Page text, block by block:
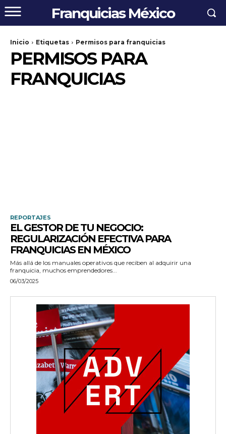
Franquicias México
Inicio Etiquetas Permisos para franquicias
PERMISOS PARA
FRANQUICIAS
REPORTAJES
EL GESTOR DE TU NEGOCIO:
REGULARIZACIÓN EFECTIVA PARA
FRANQUICIAS EN MÉXICO
Más allá de los manuales operativos que reciben al adquirir una
franquicia, muchos emprendedores...
06/03/2025